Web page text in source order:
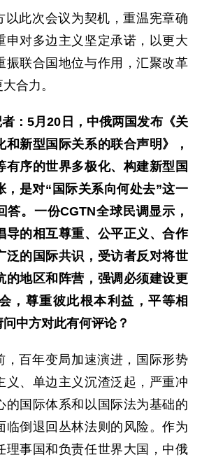
以此次会议为契机，重温宪章确
申对多边主义坚定承诺，以更大
振联合国地位与作用，汇聚改革
合力。
：5月20日，中俄两国发布《关
和新型国际关系的联合声明》，
有序的世界多极化、构建新型国
，是对“国际关系向何处去”这一
答。一份CGTN全球民调显示，
导的相互尊重、公平正义、合作
泛的国际共识，受访者反对将世
的地区和阵营，强调必须建设更
，尊重彼此根本利益，平等相
中方对此有何评论？
，百年变局加速演进，国际形势
义、单边主义沉渣泛起，严重冲
的国际体系和以国际法为基础的
临倒退回丛林法则的风险。作为
理事国和负责任世界大国，中俄